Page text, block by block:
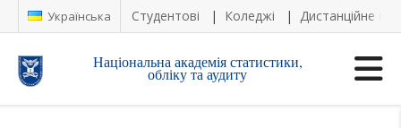
Українська Студентові Коледжі Дистанційне
Національна академія статистики,
обліку та аудиту